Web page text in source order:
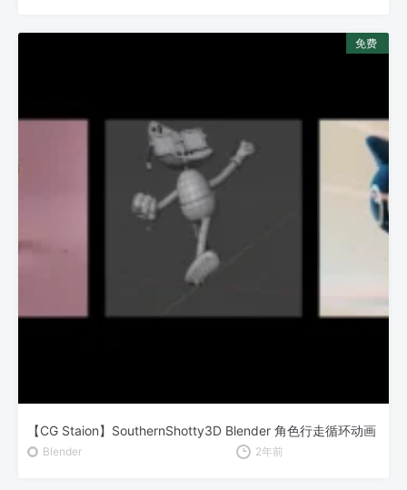
【CG Staion】SouthernShotty3D Blender 角色行走循环动画
Blender 2年前